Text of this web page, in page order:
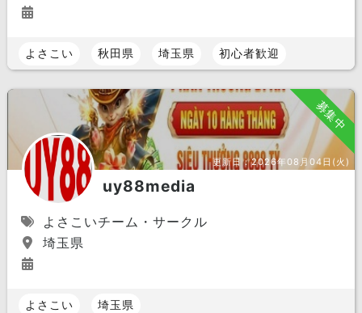
よさこい 秋田県 埼玉県 初心者歓迎
募集中
更新日：2026年08月04日(火)
uy88media
よさこいチーム・サークル
埼玉県
よさこい 埼玉県